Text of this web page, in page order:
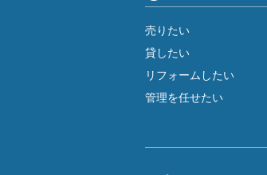
売りたい
貸したい
リフォームしたい
管理を任せたい